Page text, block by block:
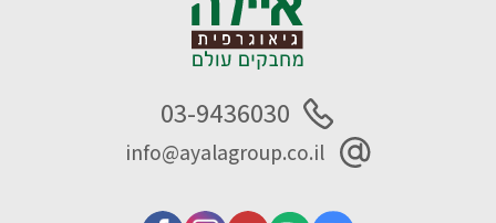
03-9436030
info@ayalagroup.co.il